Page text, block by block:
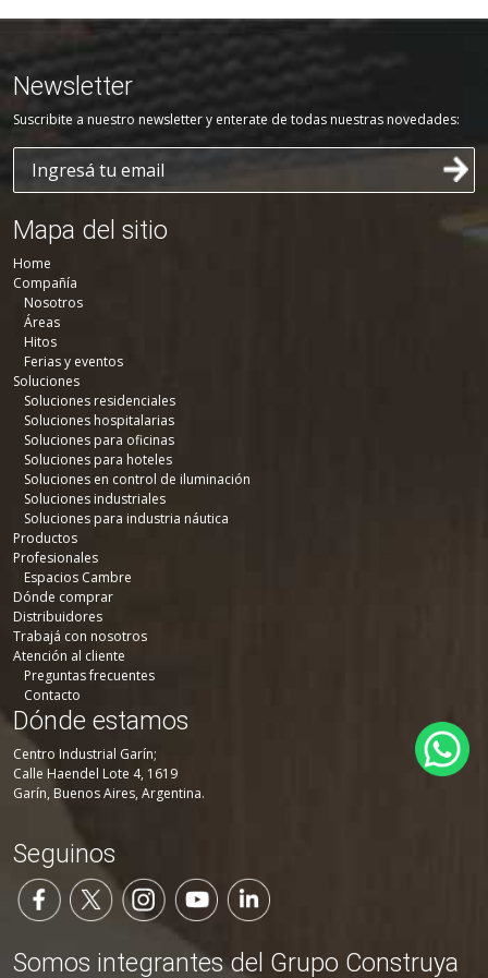
Newsletter
Suscribite a nuestro newsletter y enterate de todas nuestras novedades:
Mapa del sitio
Home
Compañía
Nosotros
Áreas
Hitos
Ferias y eventos
Soluciones
Soluciones residenciales
Soluciones hospitalarias
Soluciones para oficinas
Soluciones para hoteles
Soluciones en control de iluminación
Soluciones industriales
Soluciones para industria náutica
Productos
Profesionales
Espacios Cambre
Dónde comprar
Distribuidores
Trabajá con nosotros
Atención al cliente
Preguntas frecuentes
Contacto
Dónde estamos
Centro Industrial Garín;
Calle Haendel Lote 4, 1619
Garín, Buenos Aires, Argentina.
Seguinos
Somos integrantes del Grupo Construya